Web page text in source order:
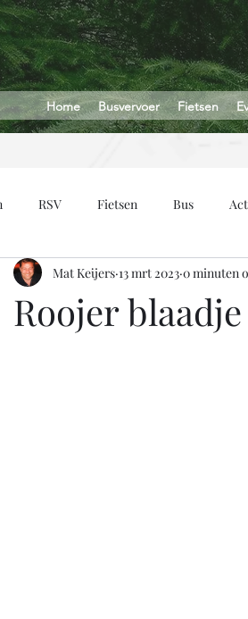
Home Busvervoer Fietsen
RSV Fietsen Bus
Roojer blaadje
Mat Keijers 13 mrt 2023 0 minuten